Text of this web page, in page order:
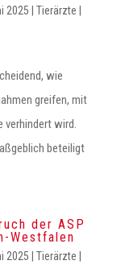
2025 Tierärzte
wie
greifen, mit
verhindert wird.
beteiligt
der ASP
Westfalen
2025 Tierärzte